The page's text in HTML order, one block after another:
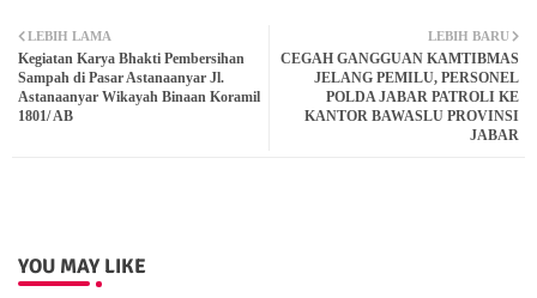
ter atsa
pp
LEBIH BARU
CEGAH GANGGUAN KAMTIBMAS
JELANG PEMILU, PERSONEL
POLDA JABAR PATROLI KE
KANTOR BAWASLU PROVINSI
JABAR
LEBIH LAMA
Kegiatan Karya Bhakti Pembersihan
Sampah di Pasar Astanaanyar Jl.
Astanaanyar Wikayah Binaan Koramil
1801/ AB
YOU MAY LIKE